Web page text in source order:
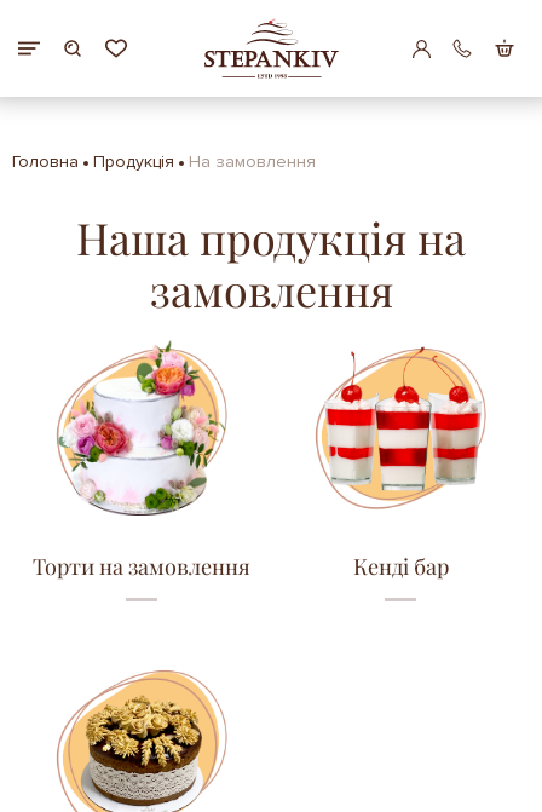
Головна Продукція На замовлення
Наша продукція на
замовлення
Торти на замовлення Кенді бар